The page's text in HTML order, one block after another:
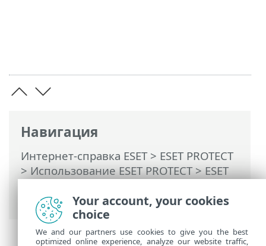
Навигация
Интернет-справка ESET> ESET PROTECT
>Использование ESET PROTECT>ESET
КонфигурацияYour account, your cookies
choice
We and our partners use cookies to give you the best
optimized online experience, analyze our website traffic,